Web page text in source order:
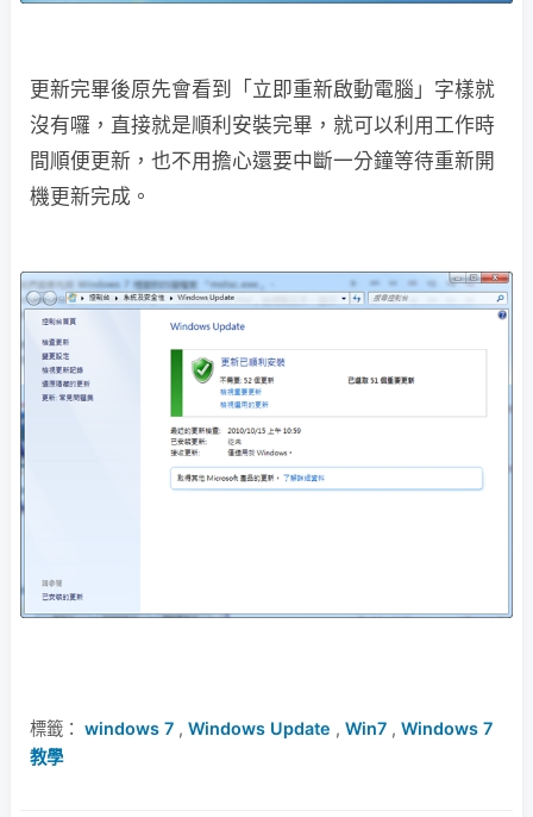
更新完畢後原先會看到「立即重新啟動電腦」字樣就
沒有囉，直接就是順利安裝完畢，就可以利用工作時
間順便更新，也不用擔心還要中斷一分鐘等待重新開
機更新完成。
標籤： windows 7 , Windows Update , Win7 , Windows 7
教學